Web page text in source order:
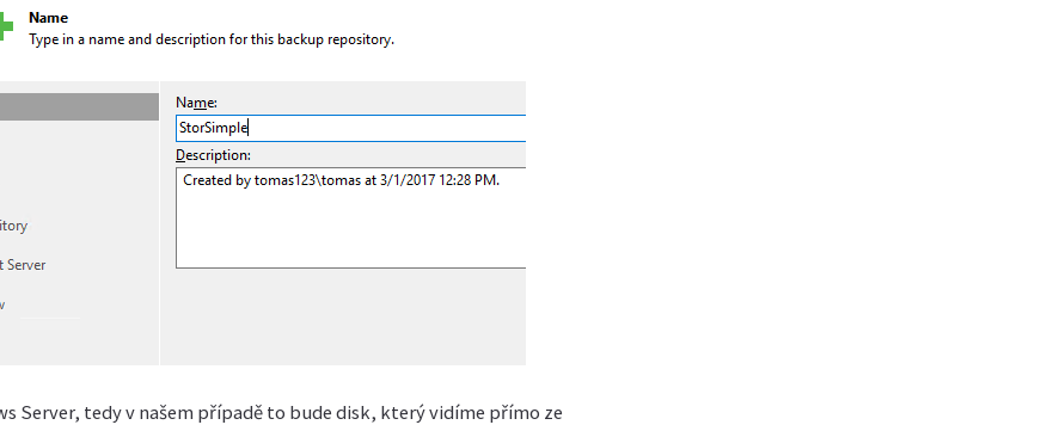
Server, tedy v našem případě to bude disk, který vidíme přímo ze